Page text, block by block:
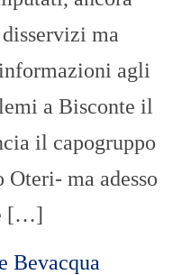
ma
agli
a Bisconte il
il capogruppo
ma adesso
[…]
Bevacqua